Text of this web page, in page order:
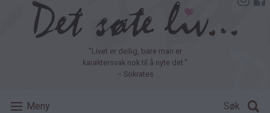
"Livet er deilig, bare man er
karaktersvak nok til å nyte det."
– Sokrates
Meny Søk